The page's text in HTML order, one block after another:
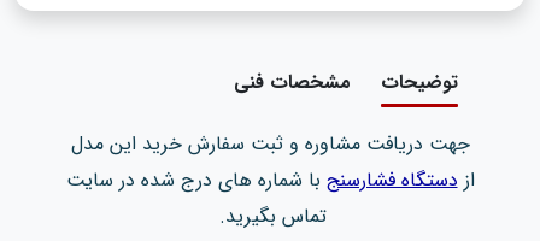
توضیحات مشخصات فنی
جهت دریافت مشاوره و ثبت سفارش خرید این مدل
ازدستگاه فشارسنج با شماره های درج شده در سایت
تماس بگیرید.